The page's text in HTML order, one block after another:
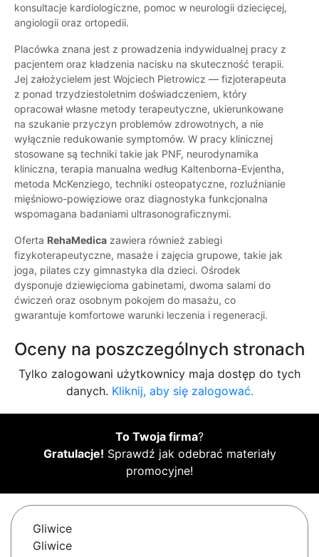
konsultacje kardiologiczne, pomoc w neurologii dziecięcej,
angiologii oraz ortopedii.
Placówka znana jest z prowadzenia indywidualnej pracy z
pacjentem oraz kładzenia nacisku na skuteczność terapii.
Jej założycielem jest Wojciech Pietrowicz — fizjoterapeuta
z ponad trzydziestoletnim doświadczeniem, który
opracował własne metody terapeutyczne, ukierunkowane
na szukanie przyczyn problemów zdrowotnych, a nie
wyłącznie redukowanie symptomów. W pracy klinicznej
stosowane są techniki takie jak PNF, neurodynamika
kliniczna, terapia manualna według Kaltenborna-Evjentha,
metoda McKenziego, techniki osteopatyczne, rozluźnianie
mięśniowo-powięziowe oraz diagnostyka funkcjonalna
wspomagana badaniami ultrasonograficznymi.
Oferta RehaMedica zawiera również zabiegi
fizykoterapeutyczne, masaże i zajęcia grupowe, takie jak
joga, pilates czy gimnastyka dla dzieci. Ośrodek
dysponuje dziewięcioma gabinetami, dwoma salami do
ćwiczeń oraz osobnym pokojem do masażu, co
gwarantuje komfortowe warunki leczenia i regeneracji.
Oceny na poszczególnych stronach
Tylko zalogowani użytkownicy maja dostęp do tych
danych. Kliknij, aby się zalogować.
To Twoja firma?
Gratulacje! Sprawdź jak odebrać materiały
promocyjne!
Gliwice
Gliwice